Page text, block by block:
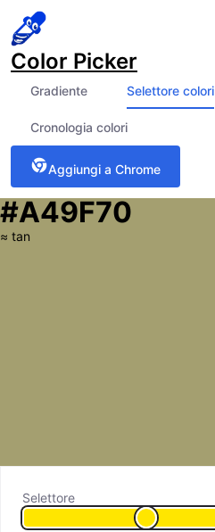
Color Picker
Gradiente Selettore colori
Cronologia colori
Aggiungi a Chrome
#A49F70
≈ tan
Selettore